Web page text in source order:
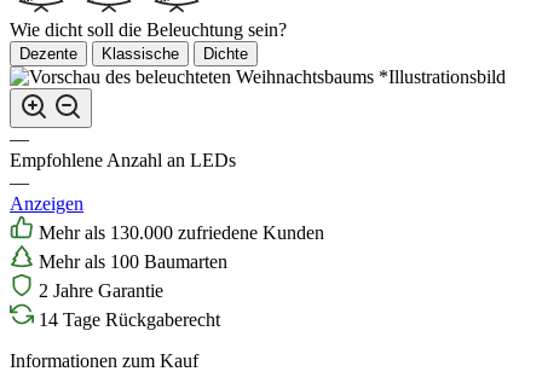
Wie dicht soll die Beleuchtung sein?
Dezente Klassische Dichte
*Illustrationsbild
—
Empfohlene Anzahl an LEDs
—
Anzeigen
Mehr als 130.000 zufriedene Kunden
Mehr als 100 Baumarten
2 Jahre Garantie
14 Tage Rückgaberecht
Informationen zum Kauf